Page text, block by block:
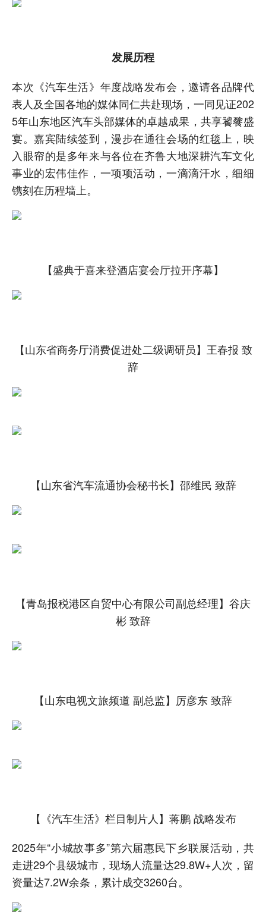
发展历程
本次《汽车生活》年度战略发布会，邀请各品牌代
表人及全国各地的媒体同仁共赴现场，一同见证202
5年山东地区汽车头部媒体的卓越成果，共享饕餮盛
宴。嘉宾陆续签到，漫步在通往会场的红毯上，映
入眼帘的是多年来与各位在齐鲁大地深耕汽车文化
事业的宏伟佳作，一项项活动，一滴滴汗水，细细
镌刻在历程墙上。
【盛典于喜来登酒店宴会厅拉开序幕】
【山东省商务厅消费促进处二级调研员】王春报 致
辞
【山东省汽车流通协会秘书长】邵维民 致辞
【青岛报税港区自贸中心有限公司副总经理】谷庆
彬 致辞
【山东电视文旅频道 副总监】厉彦东 致辞
【《汽车生活》栏目制片人】蒋鹏 战略发布
2025年“小城故事多”第六届惠民下乡联展活动，共
走进29个县级城市，现场人流量达29.8W+人次，留
资量达7.2W余条，累计成交3260台。